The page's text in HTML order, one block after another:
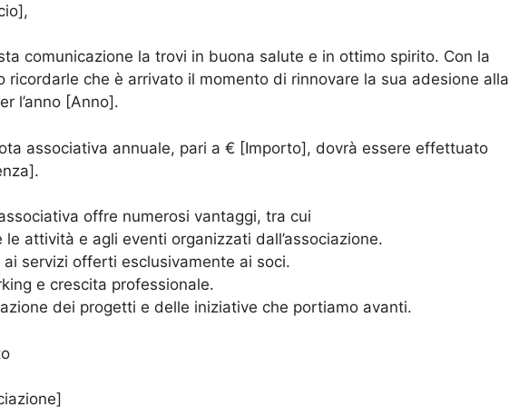
comunicazione la trovi in buona salute e in ottimo spirito. Con la
ricordarle che è arrivato il momento di rinnovare la sua adesione alla
l’anno [Anno].
associativa annuale, pari a € [Importo], dovrà essere effettuato
offre numerosi vantaggi, tra cui
attività e agli eventi organizzati dall’associazione.
servizi offerti esclusivamente ai soci.
e crescita professionale.
dei progetti e delle iniziative che portiamo avanti.